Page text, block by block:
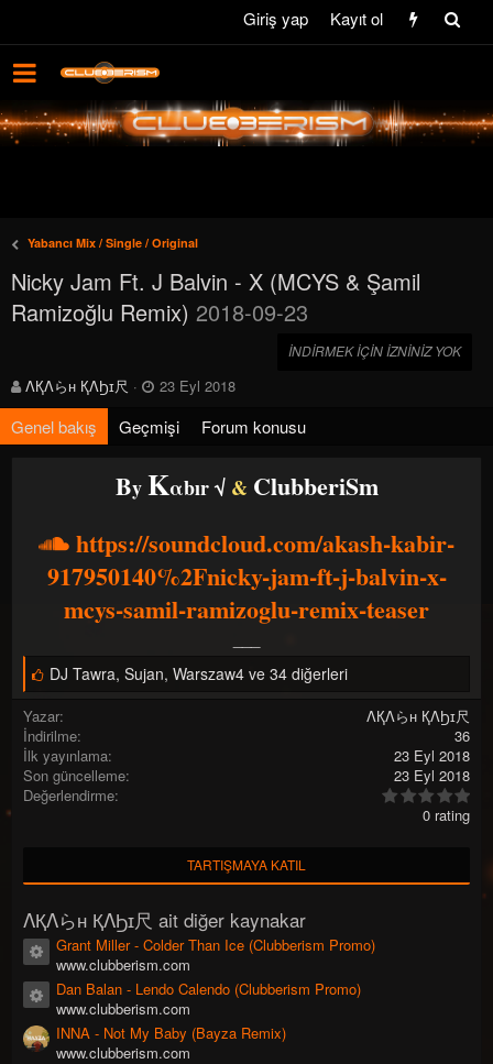
Giriş yap Kayıt ol
Yabancı Mix / Single / Original
Nicky Jam Ft. J Balvin - X (MCYS & Şamil
Ramizoğlu Remix) 2018-09-23
INDIRMEK IÇIN IZNINIZ YOK
Y
a
z
a
ΛҚΛらн ҚΛϦɪ尺
O
u
u
l
a
a
h
23 Eyl 2018
Genel bakış Geçmişi Forum konusu
ByKαbır √ & ClubberiSm
https://soundcloud.com/akash-kabir-
917950140%2Fnicky-jam-ft-j-balvin-x-
mcys-samil-ramizoglu-remix-teaser
B
e
n
i
l
e
DJ Tawra, Sujan, Warszaw4 ve 34 diğerleri
Yazar
ΛҚΛらн ҚΛϦɪ尺
İndirilme
36
İlk yayınlama
23 Eyl 2018
Son güncelleme
23 Eyl 2018
Değerlendirme
0
.
0
l
0 rating
TARTIŞMAYA KATIL
ΛҚΛらн ҚΛϦɪ尺 ait diğer kaynakar
Kaynak ikonu
Grant Miller - Colder Than Ice (Clubberism Promo)
www.clubberism.com
Kaynak ikonu
Dan Balan - Lendo Calendo (Clubberism Promo)
www.clubberism.com
INNA - Not My Baby (Bayza Remix)
www.clubberism.com